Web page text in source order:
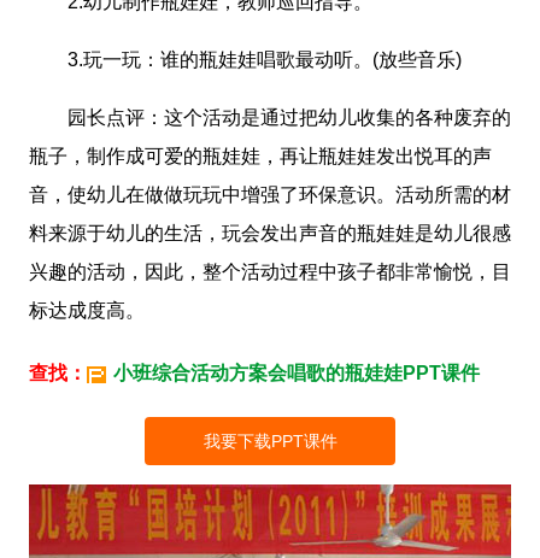
3.玩一玩：谁的瓶娃娃唱歌最动听。(放些音乐)
园长点评：这个活动是通过把幼儿收集的各种废弃的
瓶子，制作成可爱的瓶娃娃，再让瓶娃娃发出悦耳的声
音，使幼儿在做做玩玩中增强了环保意识。活动所需的材
料来源于幼儿的生活，玩会发出声音的瓶娃娃是幼儿很感
兴趣的活动，因此，整个活动过程中孩子都非常愉悦，目
标达成度高。
查找： 小班综合活动方案会唱歌的瓶娃娃PPT课件
我要下载PPT课件